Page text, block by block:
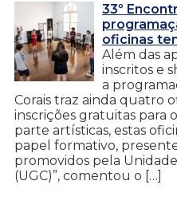
33º
oficinas
Além das
inscritos e
a
Corais traz ainda quatro
inscrições gratuitas para
parte artísticas, estas
papel formativo,
promovidos pela
(UGC)”, comentou o […]